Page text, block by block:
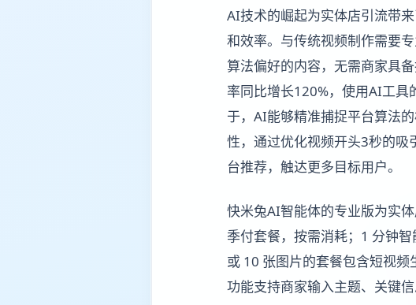
AI技术的崛起为实体店引流带
和效率。与传统视频制作需要
算法偏好的内容，无需商家具
率同比增长120%，使用AI工具
于，AI能够精准捕捉平台算法
性，通过优化视频开头3秒的吸
台推荐，触达更多目标用户。
快米兔AI智能体的专业版为实
季付套餐，按需消耗；1 分钟
或 10 张图片的套餐包含短视
功能支持商家输入主题、关键